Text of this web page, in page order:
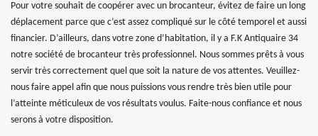
Pour votre souhait de coopérer avec un brocanteur, évitez de faire un long
déplacement parce que c’est assez compliqué sur le côté temporel et aussi
financier. D’ailleurs, dans votre zone d’habitation, il y a F.K Antiquaire 34
notre société de brocanteur très professionnel. Nous sommes prêts à vous
servir très correctement quel que soit la nature de vos attentes. Veuillez-
nous faire appel afin que nous puissions vous rendre très bien utile pour
l’atteinte méticuleux de vos résultats voulus. Faite-nous confiance et nous
serons à votre disposition.